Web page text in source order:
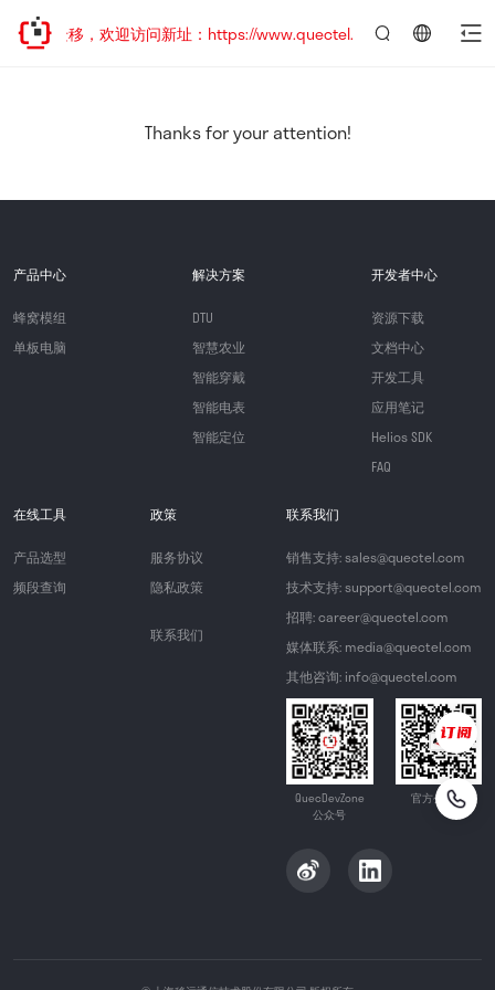
址已迁移，欢迎访问新址：https://www.quectel.com.cn
Thanks for your attention!
产品中心
蜂窝模组
单板电脑
解决方案
DTU
智慧农业
智能穿戴
智能电表
智能定位
开发者中心
资源下载
文档中心
开发工具
应用笔记
Helios SDK
FAQ
在线工具
产品选型
频段查询
政策
服务协议
隐私政策
联系我们
联系我们
销售支持: sales@quectel.com
技术支持: support@quectel.com
招聘: career@quectel.com
媒体联系: media@quectel.com
其他咨询: info@quectel.com
QuecDevZone
公众号
官方公众号